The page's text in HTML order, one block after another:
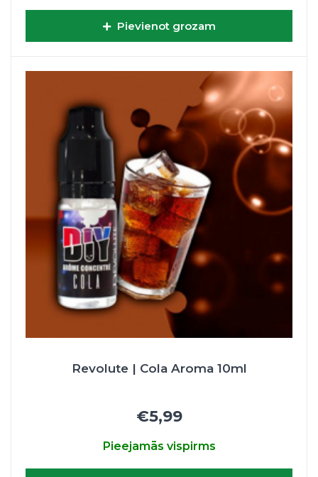
Pievienot grozam
Revolute | Cola Aroma 10ml
€5,99
Pieejamās vispirms